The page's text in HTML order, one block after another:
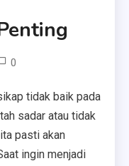
0
tidak baik pada
sadar atau tidak
pasti akan
ingin menjadi